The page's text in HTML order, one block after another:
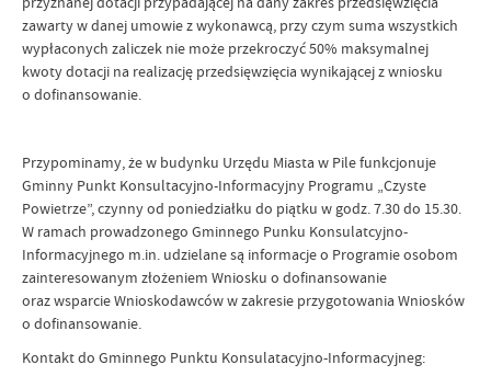
zawarty w danej umowie z wykonawcą, przy czym suma wszystkich
wypłaconych zaliczek nie może przekroczyć 50% maksymalnej
kwoty dotacji na realizację przedsięwzięcia wynikającej z wniosku
o dofinansowanie.
Przypominamy, że w budynku Urzędu Miasta w Pile funkcjonuje
Gminny Punkt Konsultacyjno-Informacyjny Programu „Czyste
Powietrze”, czynny od poniedziałku do piątku w godz. 7.30 do 15.30.
W ramach prowadzonego Gminnego Punku Konsulatcyjno-
Informacyjnego m.in. udzielane są informacje o Programie osobom
zainteresowanym złożeniem Wniosku o dofinansowanie
oraz wsparcie Wnioskodawców w zakresie przygotowania Wniosków
o dofinansowanie.
Kontakt do Gminnego Punktu Konsulatacyjno-Informacyjneg: